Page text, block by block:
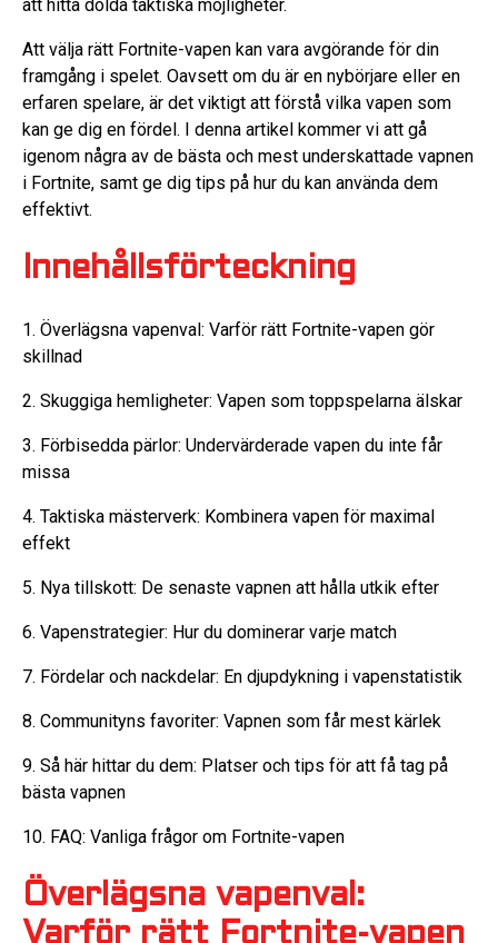
att hitta dolda taktiska möjligheter.
Att välja rätt Fortnite-vapen kan vara avgörande för din
framgång i spelet. Oavsett om du är en nybörjare eller en
erfaren spelare, är det viktigt att förstå vilka vapen som
kan ge dig en fördel. I denna artikel kommer vi att gå
igenom några av de bästa och mest underskattade vapnen
i Fortnite, samt ge dig tips på hur du kan använda dem
effektivt.
Innehållsförteckning
1. Överlägsna vapenval: Varför rätt Fortnite-vapen gör
skillnad
2. Skuggiga hemligheter: Vapen som toppspelarna älskar
3. Förbisedda pärlor: Undervärderade vapen du inte får
missa
4. Taktiska mästerverk: Kombinera vapen för maximal
effekt
5. Nya tillskott: De senaste vapnen att hålla utkik efter
6. Vapenstrategier: Hur du dominerar varje match
7. Fördelar och nackdelar: En djupdykning i vapenstatistik
8. Communityns favoriter: Vapnen som får mest kärlek
9. Så här hittar du dem: Platser och tips för att få tag på
bästa vapnen
10. FAQ: Vanliga frågor om Fortnite-vapen
Överlägsna vapenval:
Varför rätt Fortnite-vapen